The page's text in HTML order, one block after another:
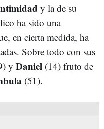
y la de su
ha sido una
en cierta medida, ha
Sobre todo con sus
y Daniel (14) fruto de
(51).